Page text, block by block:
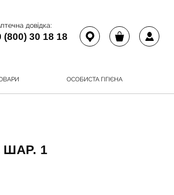
довідка:
(800) 30 18 18
ОСОБИСТА ГІГІЄНА
ШАР. 1